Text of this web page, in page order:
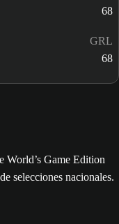
68
GRL
68